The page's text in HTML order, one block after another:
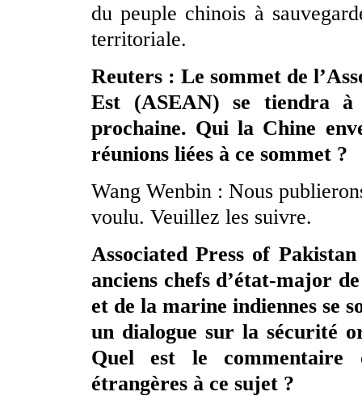
du peuple chinois à
territoriale.
Reuters : Le sommet de
Est (ASEAN) se tiendra à
prochaine. Qui la Chine
réunions liées à ce sommet ?
Wang Wenbin : Nous
voulu. Veuillez les suivre.
Associated Press of
anciens chefs d’état-major
et de la marine indiennes se
un dialogue sur la sécurité
Quel est le commentaire
étrangères à ce sujet ?